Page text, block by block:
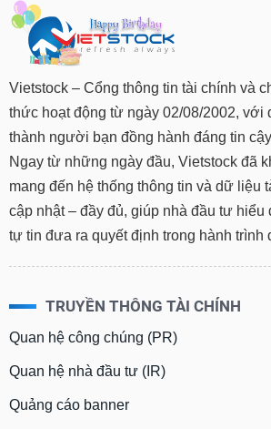
Vietstock – Cổng thông tin tài chính và
thức hoạt động từ ngày 02/08/2002, với
thành người bạn đồng hành đáng tin
Ngay từ những ngày đầu, Vietstock đã
mang đến hệ thống thông tin và dữ liệu
cập nhật – đầy đủ, giúp nhà đầu tư hiểu
tự tin đưa ra quyết định trong hành trình
TRUYỀN THÔNG TÀI CHÍNH
Quan hệ công chúng (PR)
Quan hệ nhà đầu tư (IR)
Quảng cáo banner